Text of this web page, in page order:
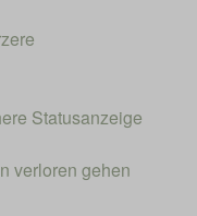
Statusanzeige
verloren gehen